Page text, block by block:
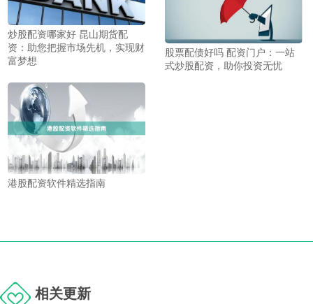
炒股配资哪家好 昆山期货配
资：助您把握市场先机，实现财
富梦想
股票配债好吗 配资门户：一站
式炒股配资，助你投资无忧
港股配资软件精选指南
相关更新